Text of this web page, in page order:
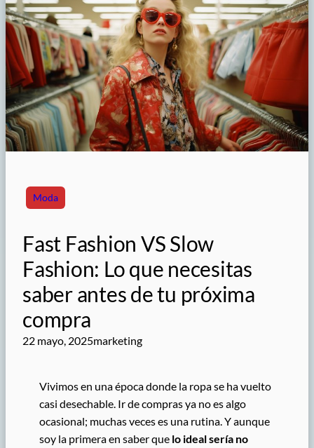
Moda
Fast Fashion VS Slow
Fashion: Lo que necesitas
saber antes de tu próxima
compra
22 mayo, 2025marketing
Vivimos en una época donde la ropa se ha vuelto
casi desechable. Ir de compras ya no es algo
ocasional; muchas veces es una rutina. Y aunque
soy la primera en saber que lo ideal sería no